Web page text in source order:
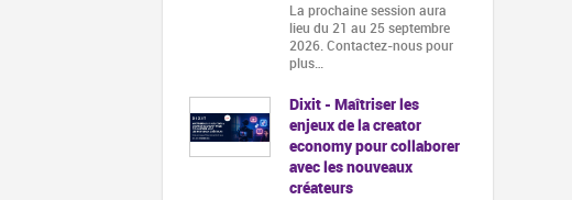
La prochaine session aura
lieu du 21 au 25 septembre
2026. Contactez-nous pour
plus…
Dixit - Maîtriser les
enjeux de la creator
economy pour collaborer
avec les nouveaux
créateurs